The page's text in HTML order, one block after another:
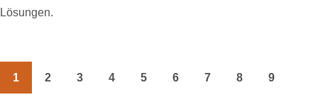
Lösungen.
Seitennummerierung
1 2 3 4 5 6 7 8 9